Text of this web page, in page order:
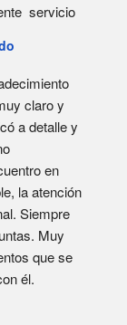
servicio
claro y
a detalle y
en
la atención
Siempre
Muy
que se
él.